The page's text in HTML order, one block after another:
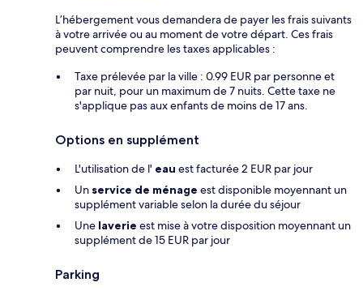
L’hébergement vous demandera de payer les frais suivants
à votre arrivée ou au moment de votre départ. Ces frais
peuvent comprendre les taxes applicables :
Taxe prélevée par la ville : 0.99 EUR par personne et
par nuit, pour un maximum de 7 nuits. Cette taxe ne
s'applique pas aux enfants de moins de 17 ans.
Options en supplément
L'utilisation de l' eau est facturée 2 EUR par jour
Un service de ménage est disponible moyennant un
supplément variable selon la durée du séjour
Une laverie est mise à votre disposition moyennant un
supplément de 15 EUR par jour
Parking